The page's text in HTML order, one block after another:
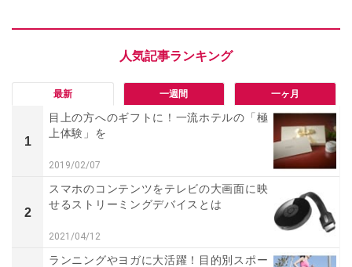
最新 一週間 一ヶ月
1
目上の方へのギフトに！一流ホテルの「極
上体験」を
2019/02/07
2
スマホのコンテンツをテレビの大画面に映
せるストリーミングデバイスとは
2021/04/12
ランニングやヨガに大活躍！目的別スポー